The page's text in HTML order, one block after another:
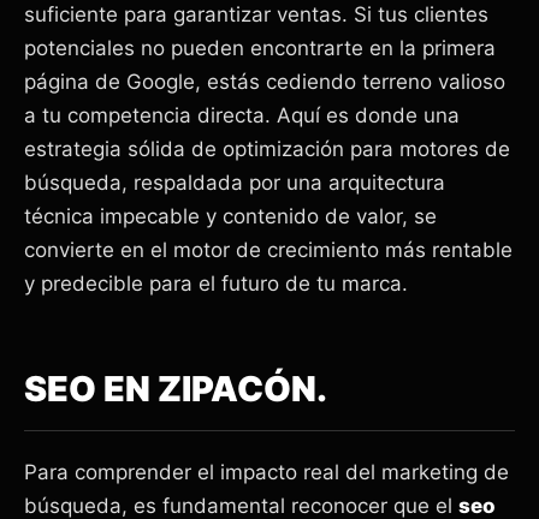
suficiente para garantizar ventas. Si tus clientes
potenciales no pueden encontrarte en la primera
página de Google, estás cediendo terreno valioso
a tu competencia directa. Aquí es donde una
estrategia sólida de optimización para motores de
búsqueda, respaldada por una arquitectura
técnica impecable y contenido de valor, se
convierte en el motor de crecimiento más rentable
y predecible para el futuro de tu marca.
SEO EN ZIPACÓN.
Para comprender el impacto real del marketing de
búsqueda, es fundamental reconocer que el seo